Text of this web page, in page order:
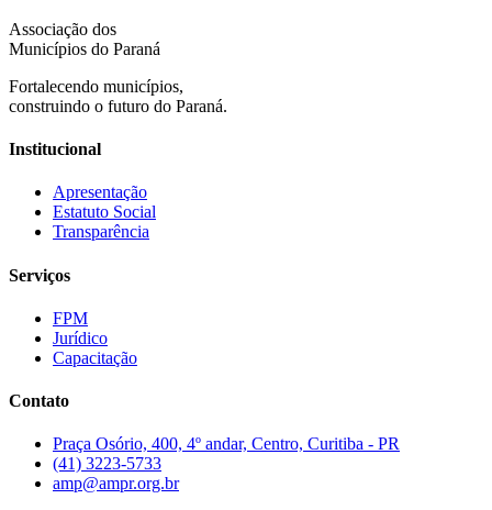
Associação dos
Municípios do Paraná
Fortalecendo municípios,
construindo o futuro do Paraná.
Institucional
Apresentação
Estatuto Social
Transparência
Serviços
FPM
Jurídico
Capacitação
Contato
Praça Osório, 400, 4º andar, Centro, Curitiba - PR
(41) 3223-5733
amp@ampr.org.br